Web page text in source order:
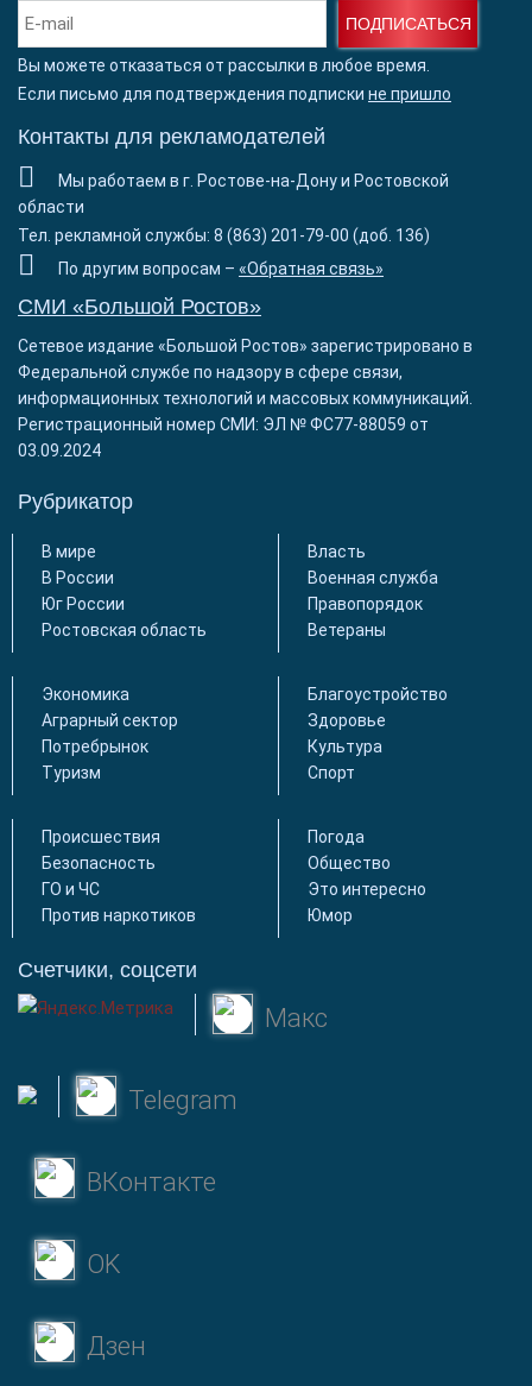
ПОДПИСАТЬСЯ
Вы можете отказаться от рассылки в любое время.
Если письмо для подтверждения подписки не пришло
Контакты для рекламодателей
Мы работаем в г. Ростове-на-Дону и Ростовской
области
Тел. рекламной службы: 8 (863) 201-79-00 (доб. 136)
По другим вопросам – «Обратная связь»
СМИ «Большой Ростов»
Сетевое издание «Большой Ростов» зарегистрировано в
Федеральной службе по надзору в сфере связи,
информационных технологий и массовых коммуникаций.
Регистрационный номер СМИ: ЭЛ № ФС77-88059 от
03.09.2024
Рубрикатор
В мире
В России
Юг России
Ростовская область
Власть
Военная служба
Правопорядок
Ветераны
Экономика
Аграрный сектор
Потребрынок
Туризм
Благоустройство
Здоровье
Культура
Спорт
Происшествия
Безопасность
ГО и ЧС
Против наркотиков
Погода
Общество
Это интересно
Юмор
Счетчики, соцсети
Макс
Telegram
ВКонтакте
OK
Дзен